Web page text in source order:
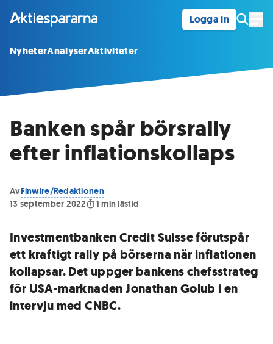
Logga in
NyheterAnalyserAktiviteter
Banken spår börsrally
efter inflationskollaps
AvFinwire/Redaktionen
13 september 2022
1 min lästid
Investmentbanken Credit Suisse förutspår
ett kraftigt rally på börserna när inflationen
kollapsar. Det uppger bankens chefsstrateg
för USA-marknaden Jonathan Golub i en
intervju med CNBC.